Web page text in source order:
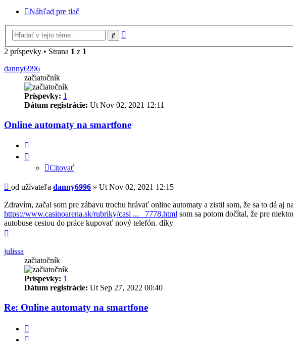
Náhľad pre tlač
Hľadať
2 príspevky • Strana 1 z 1
danny6996
začiatočník
Príspevky: 1
Dátum registrácie: Ut Nov 02, 2021 12:11
Online automaty na smartfone
Citovať
Príspevok
od užívateľa danny6996 » Ut Nov 02, 2021 12:15
Zdravím, začal som pre zábavu trochu hrávať online automaty a zistil som, že sa to dá
https://www.casinoarena.sk/rubriky/casi ... _7778.html som sa potom dočítal, že pre
autobuse cestou do práce kupovať nový telefón. díky
julissa
začiatočník
Príspevky: 1
Dátum registrácie: Ut Sep 27, 2022 00:40
Re: Online automaty na smartfone